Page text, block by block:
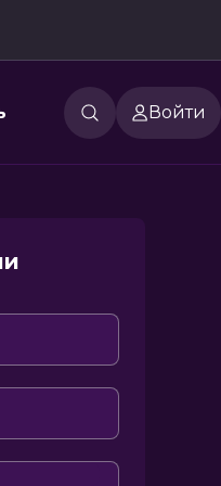
Войти